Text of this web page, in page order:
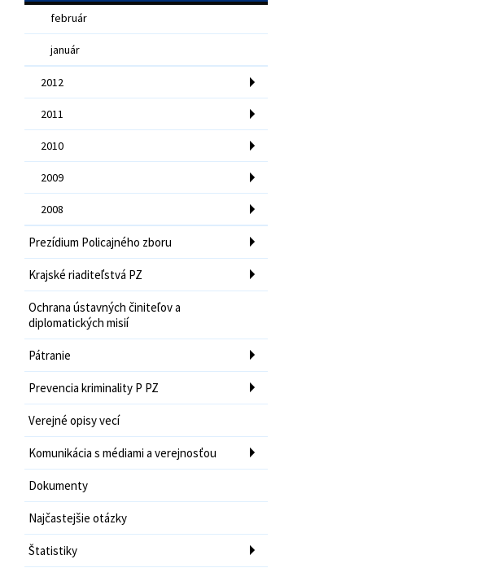
február
január
2012
2011
2010
2009
2008
Prezídium Policajného zboru
Krajské riaditeľstvá PZ
Ochrana ústavných činiteľov a
diplomatických misií
Pátranie
Prevencia kriminality P PZ
Verejné opisy vecí
Komunikácia s médiami a verejnosťou
Dokumenty
Najčastejšie otázky
Štatistiky